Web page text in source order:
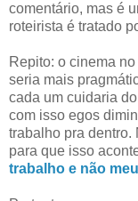
comentário, mas é
roteirista é tratado
Repito: o cinema
seria mais
cada um cuidaria
com isso egos
trabalho pra dentro.
para que isso
trabalho e não